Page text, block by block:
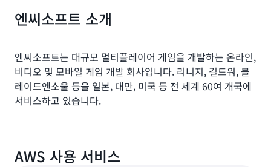
확보하는 효과도 얻었습니다. 또한, AWS 보안 서비스가 신규
다.
엔씨소프트는 보안 위반 사항으로 탐지된 이벤트를 보안 관
제 티켓 시스템과 연동하여 클라우드 보안 관제까지 영역 강
화를 진행 중입니다. 향후
터 분석을 강화하여 탐지 및 대응 고도화도 검토하고 있습니
다.
엔씨소프트 소개
엔씨소프트는 대규모 멀티플레이어 게임을 개발하는 온라인,
비디오 및 모바일 게임 개발 회사입니다. 리니지, 길드워, 블
레이드앤소울 등을 일본, 대만, 미국 등 전 세계 60여 개국에
서비스하고 있습니다.
AWS 사용 서비스